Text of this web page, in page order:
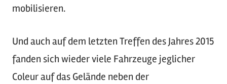
mobilisieren.
Und auch auf dem letzten Treffen des Jahres 2015
fanden sich wieder viele Fahrzeuge jeglicher
Coleur auf das Gelände neben der